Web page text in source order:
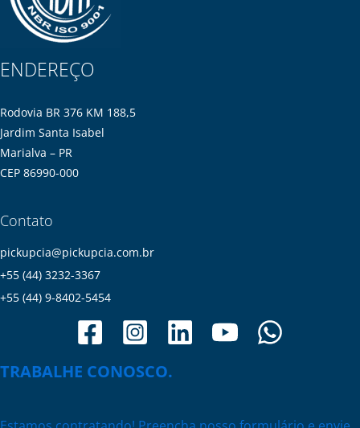
ENDEREÇO
Rodovia BR 376 KM 188,5
Jardim Santa Isabel
Marialva – PR
CEP 86990-000
Contato
pickupcia@pickupcia.com.br
+55 (44) 3232-3367
+55 (44) 9-8402-5454
TRABALHE CONOSCO.